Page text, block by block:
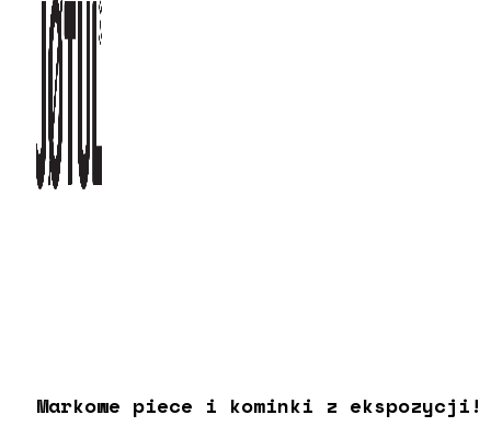
Markowe piece i kominki z